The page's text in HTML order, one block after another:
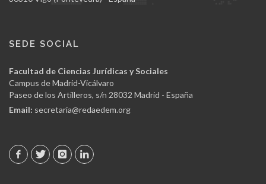
SEDE SOCIAL
Facultad de Ciencias Jurídicas y Sociales
Campus de Madrid-Vicálvaro
Paseo de los Artilleros, s/n 28032 Madrid - España
Email: secretaria@redaedem.org